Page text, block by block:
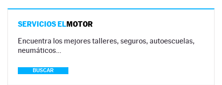
SERVICIOS ELMOTOR
Encuentra los mejores talleres, seguros, autoescuelas,
neumáticos…
BUSCAR